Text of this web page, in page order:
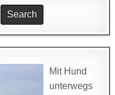
Mit Hund
unterwegs